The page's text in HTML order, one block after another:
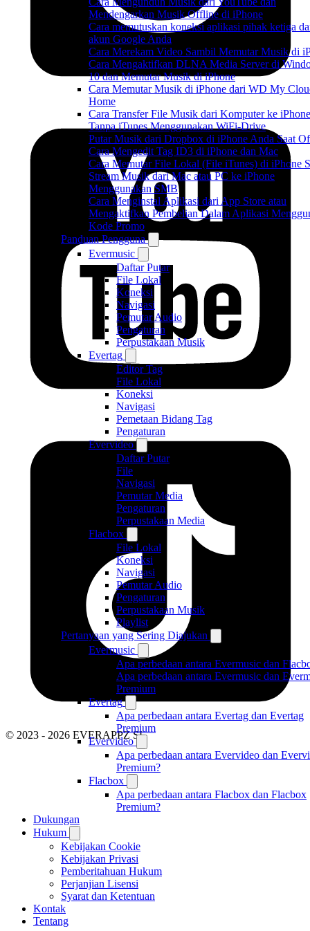
Mendengarkan Musik Offline di iPhone
Cara memutuskan koneksi aplikasi pihak ketiga
akun Google Anda
Cara Merekam Video Sambil Memutar Musik di
Cara Mengaktifkan DLNA Media Server di
10 dan Memutar Musik di iPhone
Cara Memutar Musik di iPhone dari WD My
Home
Cara Transfer File Musik dari Komputer ke iPhone
Tanpa iTunes Menggunakan WiFi-Drive
Putar Musik dari Dropbox di iPhone Anda Saat
Cara Mengedit Tag ID3 di iPhone dan Mac
Cara Memutar File Lokal (File iTunes) di iPhone
Stream Musik dari Mac atau PC ke iPhone
Menggunakan SMB
Cara Menginstal Aplikasi dari App Store atau
Mengaktifkan Pembelian Dalam Aplikasi
Kode Promo
Panduan Pengguna
Evermusic
Daftar Putar
File Lokal
Koneksi
Navigasi
Pemutar Audio
Pengaturan
Perpustakaan Musik
Evertag
Editor Tag
File Lokal
Koneksi
Navigasi
Pemetaan Bidang Tag
Pengaturan
Evervideo
Daftar Putar
File
Navigasi
Pemutar Media
Pengaturan
Perpustakaan Media
Flacbox
File Lokal
Koneksi
Navigasi
Pemutar Audio
Pengaturan
Perpustakaan Musik
Playlist
Pertanyaan yang Sering Diajukan
Evermusic
Apa perbedaan antara Evermusic dan
Apa perbedaan antara Evermusic dan
Premium
Evertag
Apa perbedaan antara Evertag dan Evertag
Premium
Evervideo
Apa perbedaan antara Evervideo dan
Premium?
Flacbox
Apa perbedaan antara Flacbox dan Flacbox
Premium?
Dukungan
Hukum
Kebijakan Cookie
Kebijakan Privasi
Pemberitahuan Hukum
Perjanjian Lisensi
Syarat dan Ketentuan
Kontak
Tentang
© 2023 - 2026 EVERAPPZ SL